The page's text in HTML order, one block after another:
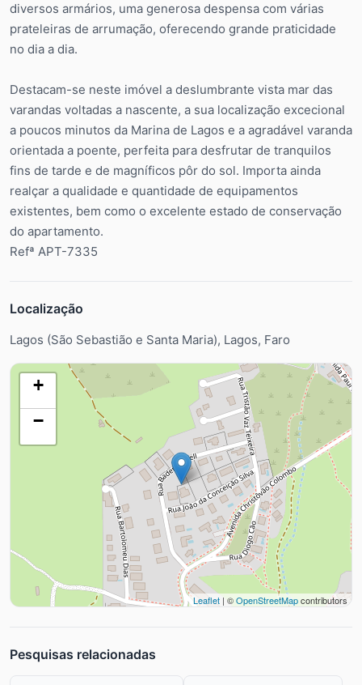
diversos armários, uma generosa despensa com várias
prateleiras de arrumação, oferecendo grande praticidade
no dia a dia.
Destacam-se neste imóvel a deslumbrante vista mar das
varandas voltadas a nascente, a sua localização excecional
a poucos minutos da Marina de Lagos e a agradável varanda
orientada a poente, perfeita para desfrutar de tranquilos
fins de tarde e de magníficos pôr do sol. Importa ainda
realçar a qualidade e quantidade de equipamentos
existentes, bem como o excelente estado de conservação
do apartamento.
Refª APT-7335
Localização
Lagos (São Sebastião e Santa Maria), Lagos, Faro
+
−
Leaflet | ©OpenStreetMapcontributors
Pesquisas relacionadas